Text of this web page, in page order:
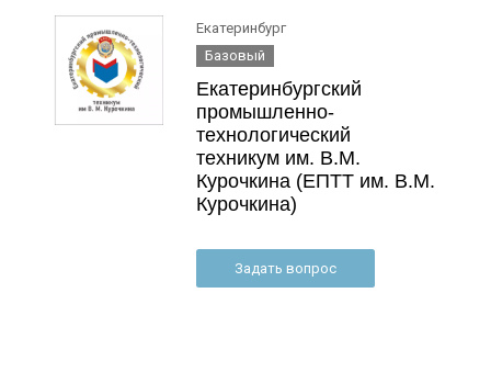
Екатеринбург
Базовый
Екатеринбургский
промышленно-
технологический
техникум им. В.М.
Курочкина (ЕПТТ им. В.М.
Курочкина)
Задать вопрос